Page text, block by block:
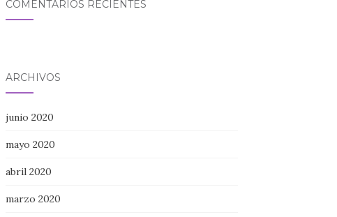
COMENTARIOS RECIENTES
ARCHIVOS
junio 2020
mayo 2020
abril 2020
marzo 2020